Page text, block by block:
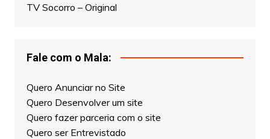
TV Socorro – Original
Fale com o Mala:
Quero Anunciar no Site
Quero Desenvolver um site
Quero fazer parceria com o site
Quero ser Entrevistado